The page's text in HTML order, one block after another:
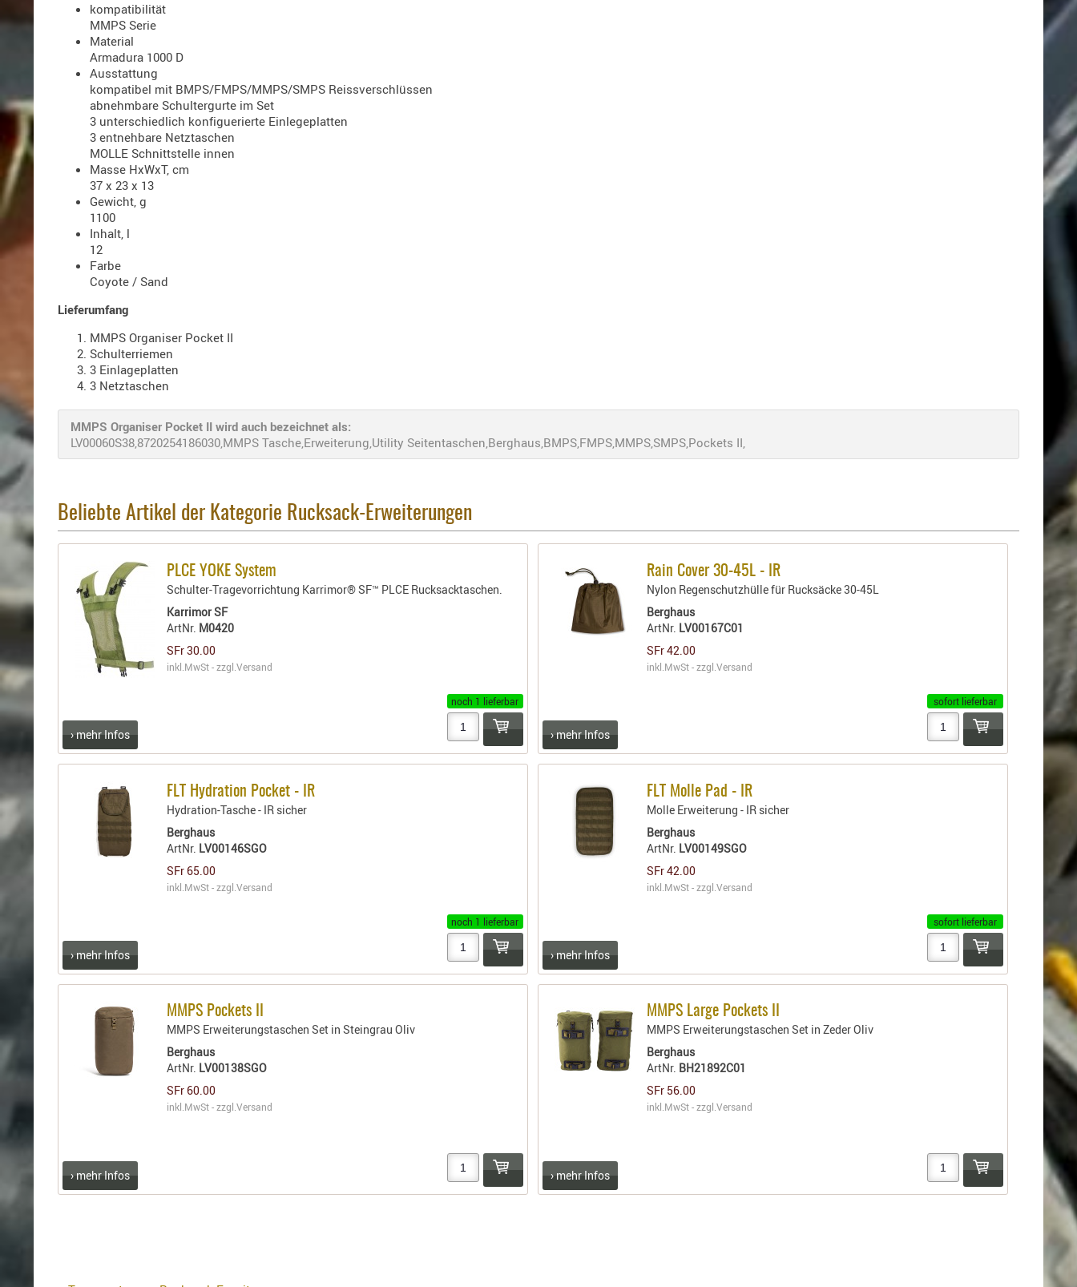
kompatibilität
MMPS Serie
Material
Armadura 1000 D
Ausstattung
kompatibel mit BMPS/FMPS/MMPS/SMPS Reissverschlüssen
abnehmbare Schultergurte im Set
3 unterschiedlich konfiguerierte Einlegeplatten
3 entnehbare Netztaschen
MOLLE Schnittstelle innen
Masse HxWxT, cm
37 x 23 x 13
Gewicht, g
1100
Inhalt, l
12
Farbe
Coyote / Sand
Lieferumfang
MMPS Organiser Pocket II
Schulterriemen
3 Einlageplatten
3 Netztaschen
MMPS Organiser Pocket II wird auch bezeichnet als:
LV00060S38,8720254186030,MMPS Tasche,Erweiterung,Utility Seitentaschen,Berghaus,BMPS,FMPS,MMPS,SMPS,Pockets II,
Beliebte Artikel der Kategorie Rucksack-Erweiterungen
PLCE YOKE System
Schulter-Tragevorrichtung Karrimor® SF™ PLCE Rucksacktaschen.
Karrimor SF
ArtNr. M0420
SFr 30.00
inkl.MwSt - zzgl.Versand
noch 1 lieferbar
› mehr Infos
Rain Cover 30-45L - IR
Nylon Regenschutzhülle für Rucksäcke 30-45L
Berghaus
ArtNr. LV00167C01
SFr 42.00
inkl.MwSt - zzgl.Versand
sofort lieferbar
› mehr Infos
FLT Hydration Pocket - IR
Hydration-Tasche - IR sicher
Berghaus
ArtNr. LV00146SGO
SFr 65.00
inkl.MwSt - zzgl.Versand
noch 1 lieferbar
› mehr Infos
FLT Molle Pad - IR
Molle Erweiterung - IR sicher
Berghaus
ArtNr. LV00149SGO
SFr 42.00
inkl.MwSt - zzgl.Versand
sofort lieferbar
› mehr Infos
MMPS Pockets II
MMPS Erweiterungstaschen Set in Steingrau Oliv
Berghaus
ArtNr. LV00138SGO
SFr 60.00
inkl.MwSt - zzgl.Versand
› mehr Infos
MMPS Large Pockets II
MMPS Erweiterungstaschen Set in Zeder Oliv
Berghaus
ArtNr. BH21892C01
SFr 56.00
inkl.MwSt - zzgl.Versand
› mehr Infos